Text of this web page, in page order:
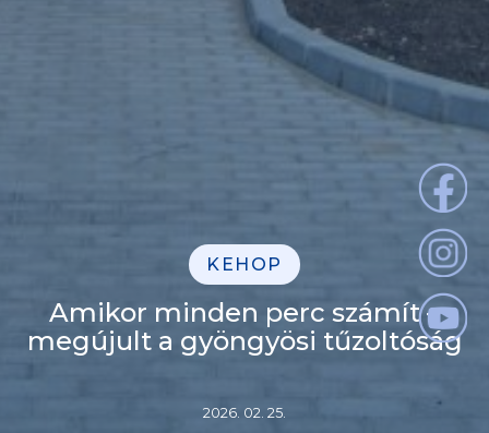
KEHOP
Amikor minden perc számít –
megújult a gyöngyösi tűzoltóság
2026. 02. 25.